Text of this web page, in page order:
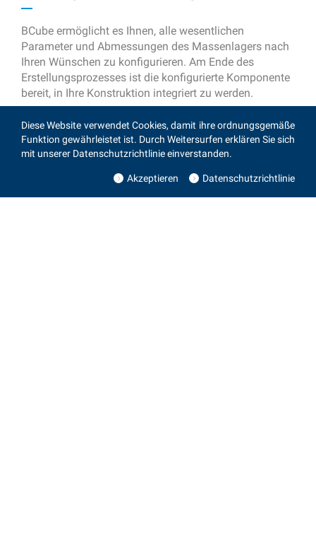
BCube ermöglicht es Ihnen, alle wesentlichen
Parameter und Abmessungen des Massenlagers nach
Ihren Wünschen zu konfigurieren. Am Ende des
Erstellungsprozesses ist die konfigurierte Komponente
bereit, in Ihre Konstruktion integriert zu werden.
denen Sie lediglich aus bestehenden Lösungen
auswählen können, erstellt BCube Ihr Lager in Echtzeit
anhand der eingegebenen Werte und der gewählten
Parameter. Sie erhalten also ein vollständig
Diese Website verwendet Cookies, damit ihre ordnungsgemäße
Funktion gewährleistet ist. Durch Weitersurfen erklären Sie sich
mit unserer Datenschutzrichtlinie einverstanden.
Akzeptieren Datenschutzrichtlinie